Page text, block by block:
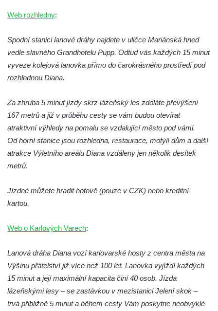
Web rozhledny:
Spodní stanici lanové dráhy najdete v uličce Mariánská hned
vedle slavného Grandhotelu Pupp. Odtud vás každých 15 minut
vyveze kolejová lanovka přímo do čarokrásného prostředí pod
rozhlednou Diana.
Za zhruba 5 minut jízdy skrz lázeňský les zdoláte převýšení
167 metrů a již v průběhu cesty se vám budou otevírat
atraktivní výhledy na pomalu se vzdalující město pod vámi.
Od horní stanice jsou rozhledna, restaurace, motýlí dům a další
atrakce Výletního areálu Diana vzdáleny jen několik desítek
metrů.
Jízdné můžete hradit hotově (pouze v CZK) nebo kreditní
kartou.
Web o Karlových Varech:
Lanová dráha Diana vozí karlovarské hosty z centra města na
Výšinu přátelství již více než 100 let. Lanovka vyjíždí každých
15 minut a její maximální kapacita činí 40 osob. Jízda
lázeňskými lesy – se zastávkou v mezistanici Jelení skok –
trvá přibližně 5 minut a během cesty Vám poskytne neobvyklé